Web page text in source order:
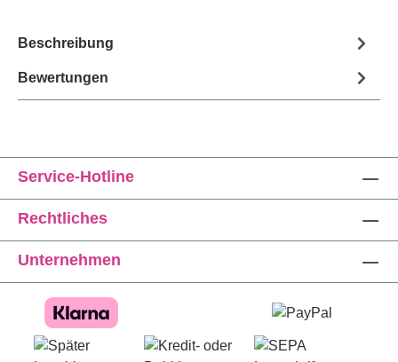
Beschreibung
Bewertungen
Service-Hotline
Rechtliches
Unternehmen